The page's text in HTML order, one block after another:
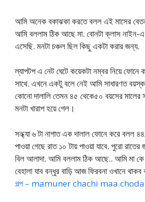
আমি অনেক বকাঝকা করতে বলল এই মাসের
আমি বললাম ঠিক আছে মা. বোনটা ক্লাস নাইন-
এসেছি. মনটা চঞ্চল ছিল কিছু একটা করার জন্য.
ল্যাপটপ এ নেট ঘেটে কয়েকটা নম্বর নিয়ে ফোনে
সাথে. এখনে একটু বলে নেই আমি সাধারণত
কোনো দালালি তেমন ৪৫ থেকে৫০ বয়সের মালের
মনটা খারাপ হয়ে গেল।
সন্ধ্যা ৬ টা নাগাত এক দালাল ফোনে করে বলল
পাওয়া গেছে রাত ১০ টায় পাওয়া যাবে. পুরো
বিল আলাদা. আমি বললাম ঠিক আছে.. আমি মা
বেহালা যাব বন্ধুর বাড়ি আজ ফিরবনা ওখানে
গল্প – mamuner chachi maa